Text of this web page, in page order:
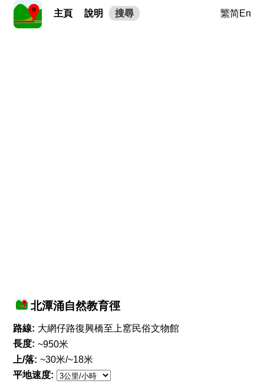
主頁 說明 搜尋 繁简En
北潭涌自然教育徑
路線: 大網仔路復興橋至上窰民俗文物館
長度: ~950米
上/落: ~30米/~18米
平地速度: